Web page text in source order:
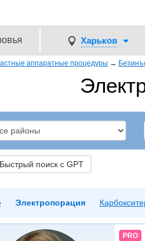
Харьков
аппаратные процедуры →
поиск с GPT
Электропорация
PRO